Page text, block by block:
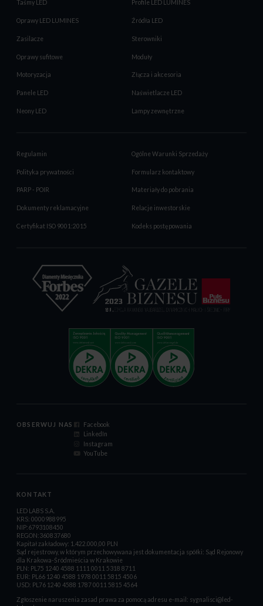
Taśmy LED Profile LED LUMINES
Oprawy LED LUMINES Źródła LED
Zasilacze Sterowniki
Oprawy sufitowe Moduły
Motoryzacja Złącza i akcesoria
Panele LED Naświetlacze LED
Neony LED Lampy zewnętrzne
Regulamin Ogólne Warunki Sprzedaży
Polityka prywatności Formularz kontaktowy
PARP - POIR Materiały do pobrania
Dokumenty reklamacyjne Relacje inwestorskie
Certyfikat ISO 9001:2015 Kodeks postępowania
OBSERWUJ NAS
Facebook
LinkedIn
Instagram
YouTube
KONTAKT
LED LABS S.A.
KRS: 0000988995
NIP:6793108450
REGON:360837680
Kapitał zakładowy: 1.422.000,00 PLN
Sąd rejestrowy, w którym przechowywana jest dokumentacja spółki: Sąd Rejonowy
dla Krakowa-Śródmieścia w Krakowie
PLN: PL75 1240 4588 1111 0011 5318 8711
EUR: PL66 1240 4588 1978 0011 5815 4506
USD: PL76 1240 4588 1787 0011 5815 4564
Zgłoszenie naruszenia zasad prawa za pomocą adresu e-mail: sygnalisci@led-